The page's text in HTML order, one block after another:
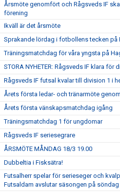
Årsmöte genomfört och Rågsveds IF
förening
Ikväll är det årsmöte
Sprakande lördag i fotbollens tecken på
Träningsmatchdag för våra yngsta på
STORA NYHETER: Rågsveds IF klara för
Rågsveds IF futsal kvalar till division 1 i
Årets första ledar- och tränarmöte
Årets första vänskapsmatchdag igång
Träningsmatchdag 1 för ungdomar
Rågsveds IF seriesegrare
ÅRSMÖTE MÅNDAG 18/3 19.00
Dubbeltia i Fisksätra!
Futsalherr spelar för serieseger och
Futsaldam avslutar säsongen på söndag